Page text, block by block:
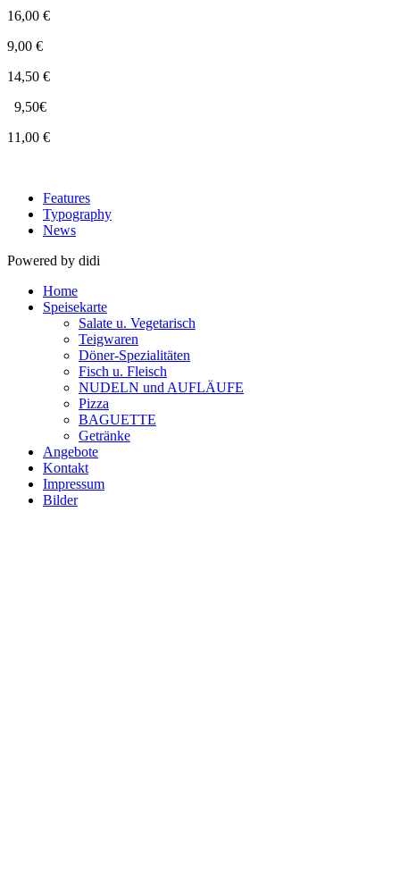
16,00 €
9,00 €
14,50 €
9,50€
11,00 €
Features
Typography
News
Powered by didi
Home
Speisekarte
Salate u. Vegetarisch
Teigwaren
Döner-Spezialitäten
Fisch u. Fleisch
NUDELN und AUFLÄUFE
Pizza
BAGUETTE
Getränke
Angebote
Kontakt
Impressum
Bilder